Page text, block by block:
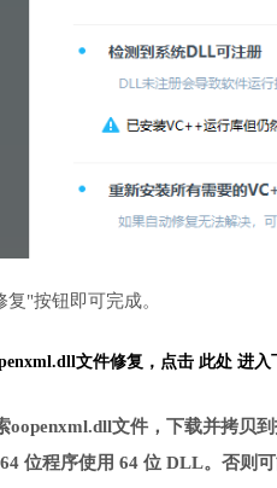
"按钮即可完成。
文件修复， 点击 此处 进入
oopenxml.dll文件，下载并拷贝
位程序使用 64 位 DLL。否则